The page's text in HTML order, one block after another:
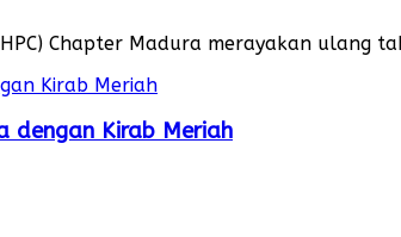
Chapter Madura merayakan
dengan Kirab Meriah